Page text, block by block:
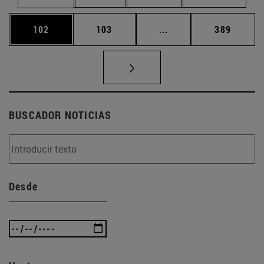
Página
102 Página
103 ... Páginas intermedias
Página
389
BUSCADOR NOTICIAS
Desde